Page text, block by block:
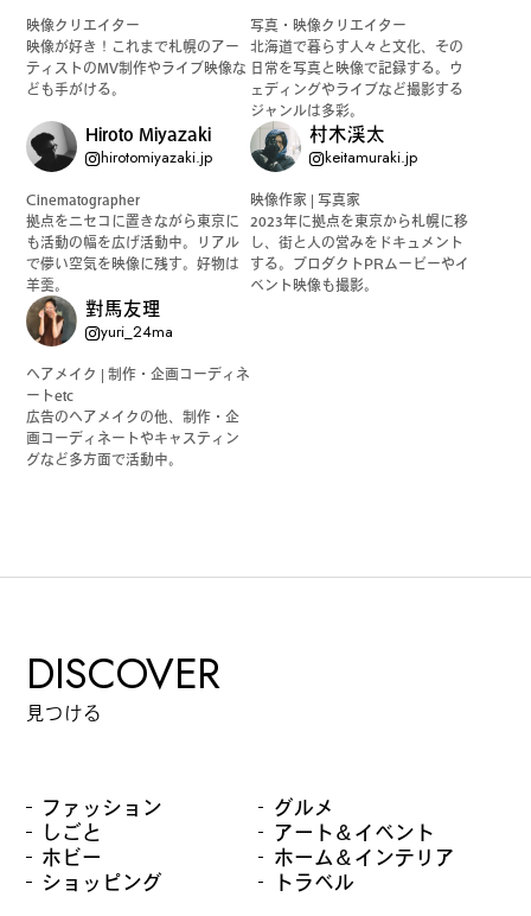
映像クリエイター
映像が好き！これまで札幌のアー
ティストのMV制作やライブ映像な
ども手がける。
写真・映像クリエイター
北海道で暮らす人々と文化、その
日常を写真と映像で記録する。ウ
ェディングやライブなど撮影する
ジャンルは多彩。
Hiroto Miyazaki
hirotomiyazaki.jp
Cinematographer
拠点をニセコに置きながら東京に
も活動の幅を広げ活動中。リアル
で儚い空気を映像に残す。好物は
羊羹。
村木渓太
keitamuraki.jp
映像作家 | 写真家
2023年に拠点を東京から札幌に移
し、街と人の営みをドキュメント
する。プロダクトPRムービーやイ
ベント映像も撮影。
對馬友理
yuri_24ma
ヘアメイク | 制作・企画コーディネ
ートetc
広告のヘアメイクの他、制作・企
画コーディネートやキャスティン
グなど多方面で活動中。
DISCOVER
見つける
ファッション
グルメ
しごと
アート＆イベント
ホビー
ホーム＆インテリア
ショッピング
トラベル